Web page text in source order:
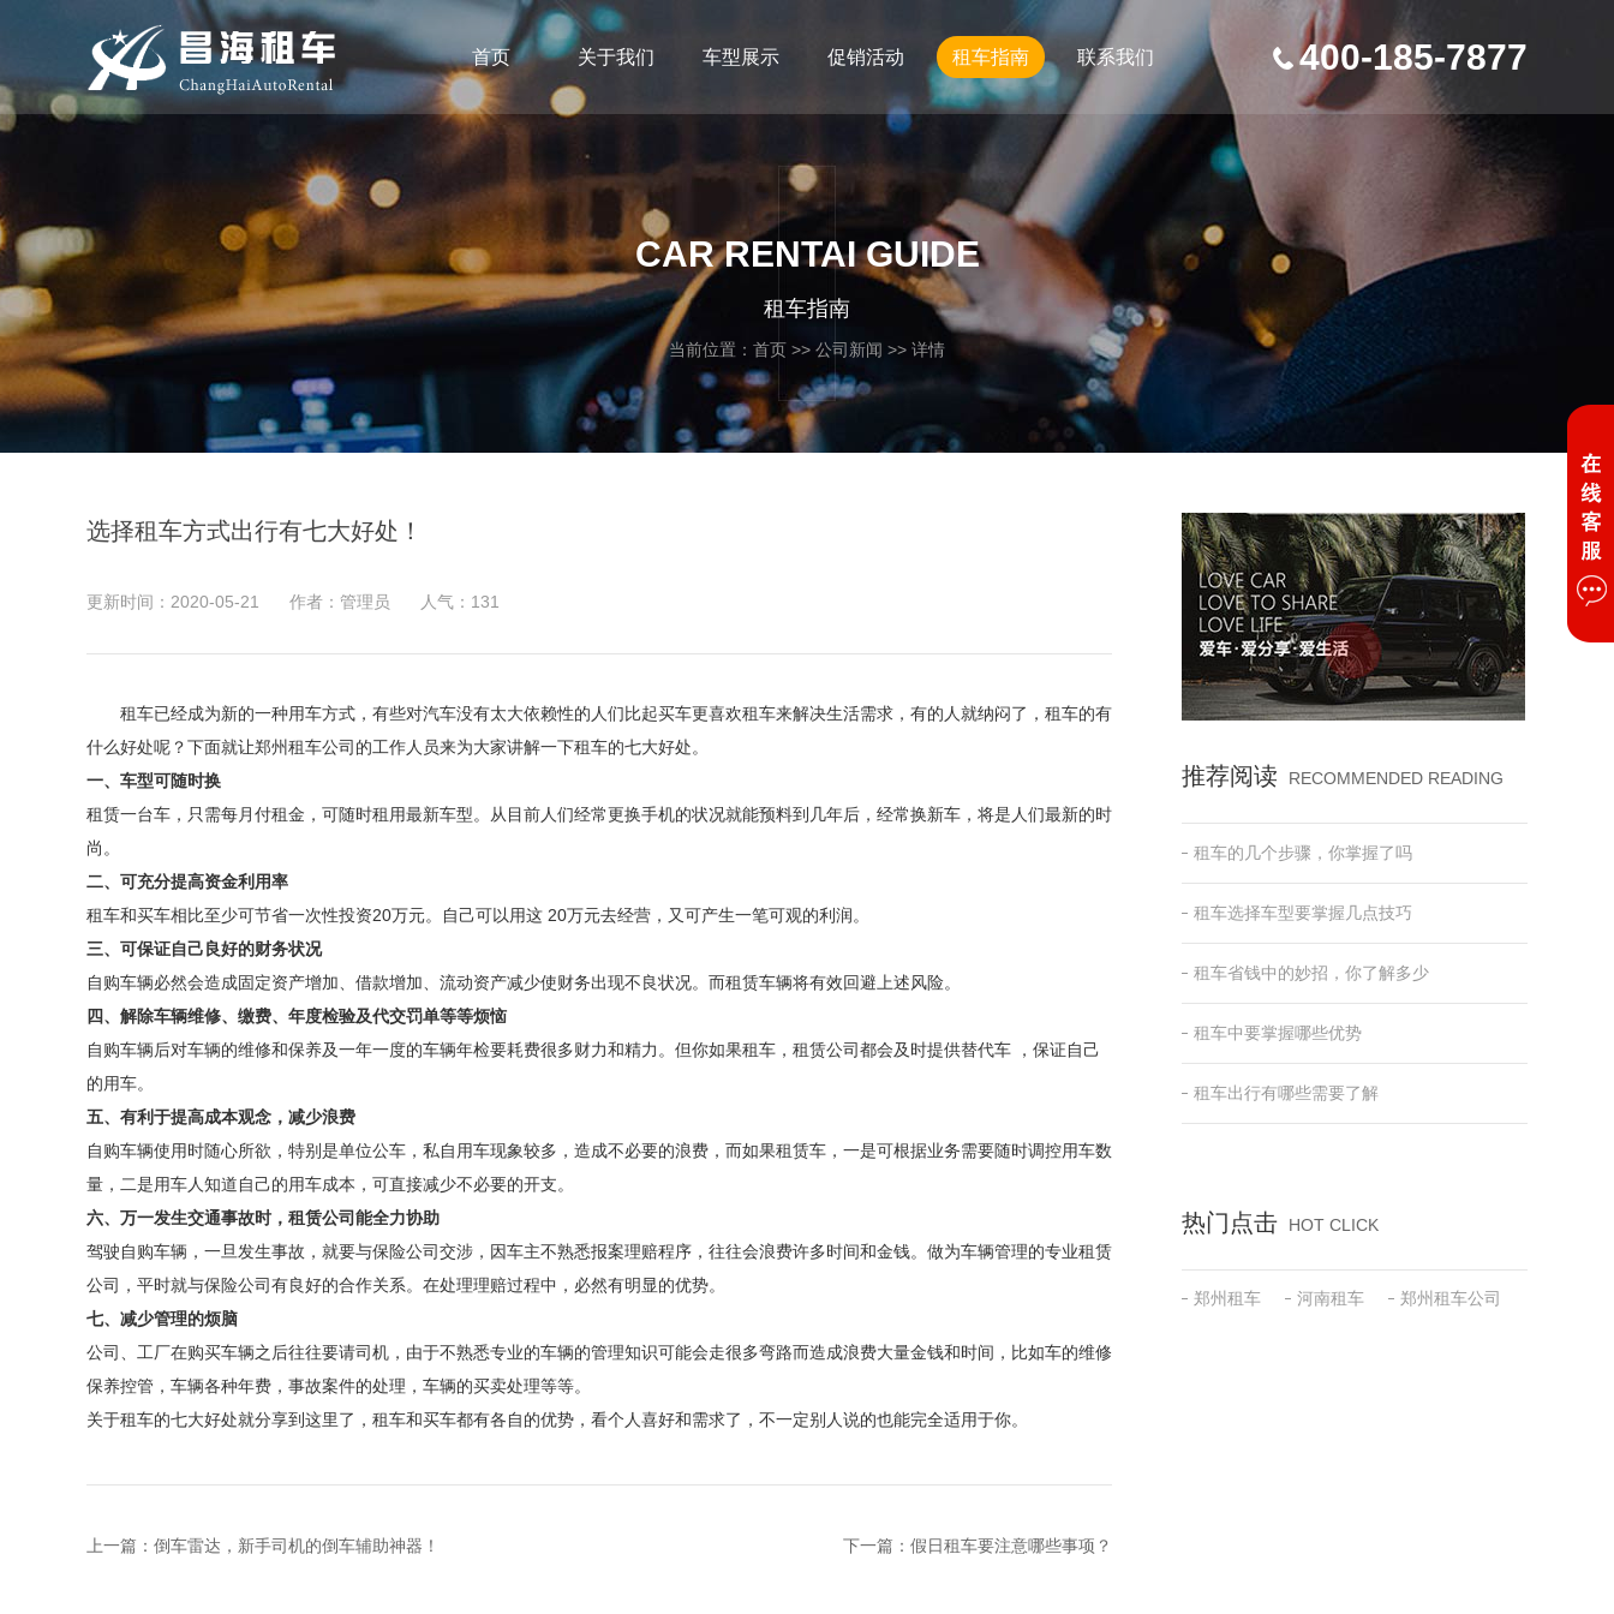
首页 关于我们 车型展示 促销活动 租车指南 联系我们 400-185-7877
CAR RENTAI GUIDE
租车指南
当前位置： 首页 >> 公司新闻 >> 详情
选择租车方式出行有七大好处！
更新时间：2020-05-21 作者：管理员 人气： 131
租车已经成为新的一种用车方式，有些对汽车没有太大依赖性的人们比起买车更喜欢租车来解决生活需求，有的人就纳闷了，租车的有
什么好处呢？下面就让郑州租车公司的工作人员来为大家讲解一下租车的七大好处。
一、车型可随时换
租赁一台车，只需每月付租金，可随时租用最新车型。从目前人们经常更换手机的状况就能预料到几年后，经常换新车，将是人们最新的时
尚。
二、可充分提高资金利用率
租车和买车相比至少可节省一次性投资20万元。自己可以用这 20万元去经营，又可产生一笔可观的利润。
三、可保证自己良好的财务状况
自购车辆必然会造成固定资产增加、借款增加、流动资产减少使财务出现不良状况。而租赁车辆将有效回避上述风险。
四、解除车辆维修、缴费、年度检验及代交罚单等等烦恼
自购车辆后对车辆的维修和保养及一年一度的车辆年检要耗费很多财力和精力。但你如果租车，租赁公司都会及时提供替代车 ，保证自己
的用车。
五、有利于提高成本观念，减少浪费
自购车辆使用时随心所欲，特别是单位公车，私自用车现象较多，造成不必要的浪费，而如果租赁车，一是可根据业务需要随时调控用车数
量，二是用车人知道自己的用车成本，可直接减少不必要的开支。
六、万一发生交通事故时，租赁公司能全力协助
驾驶自购车辆，一旦发生事故，就要与保险公司交涉，因车主不熟悉报案理赔程序，往往会浪费许多时间和金钱。做为车辆管理的专业租赁
公司，平时就与保险公司有良好的合作关系。在处理理赔过程中，必然有明显的优势。
七、减少管理的烦脑
公司、工厂在购买车辆之后往往要请司机，由于不熟悉专业的车辆的管理知识可能会走很多弯路而造成浪费大量金钱和时间，比如车的维修
保养控管，车辆各种年费，事故案件的处理，车辆的买卖处理等等。
关于租车的七大好处就分享到这里了，租车和买车都有各自的优势，看个人喜好和需求了，不一定别人说的也能完全适用于你。
上一篇： 倒车雷达，新手司机的倒车辅助神器！ 下一篇： 假日租车要注意哪些事项？
推荐阅读 RECOMMENDED READING
租车的几个步骤，你掌握了吗
租车选择车型要掌握几点技巧
租车省钱中的妙招，你了解多少
租车中要掌握哪些优势
租车出行有哪些需要了解
热门点击 HOT CLICK
郑州租车 河南租车 郑州租车公司